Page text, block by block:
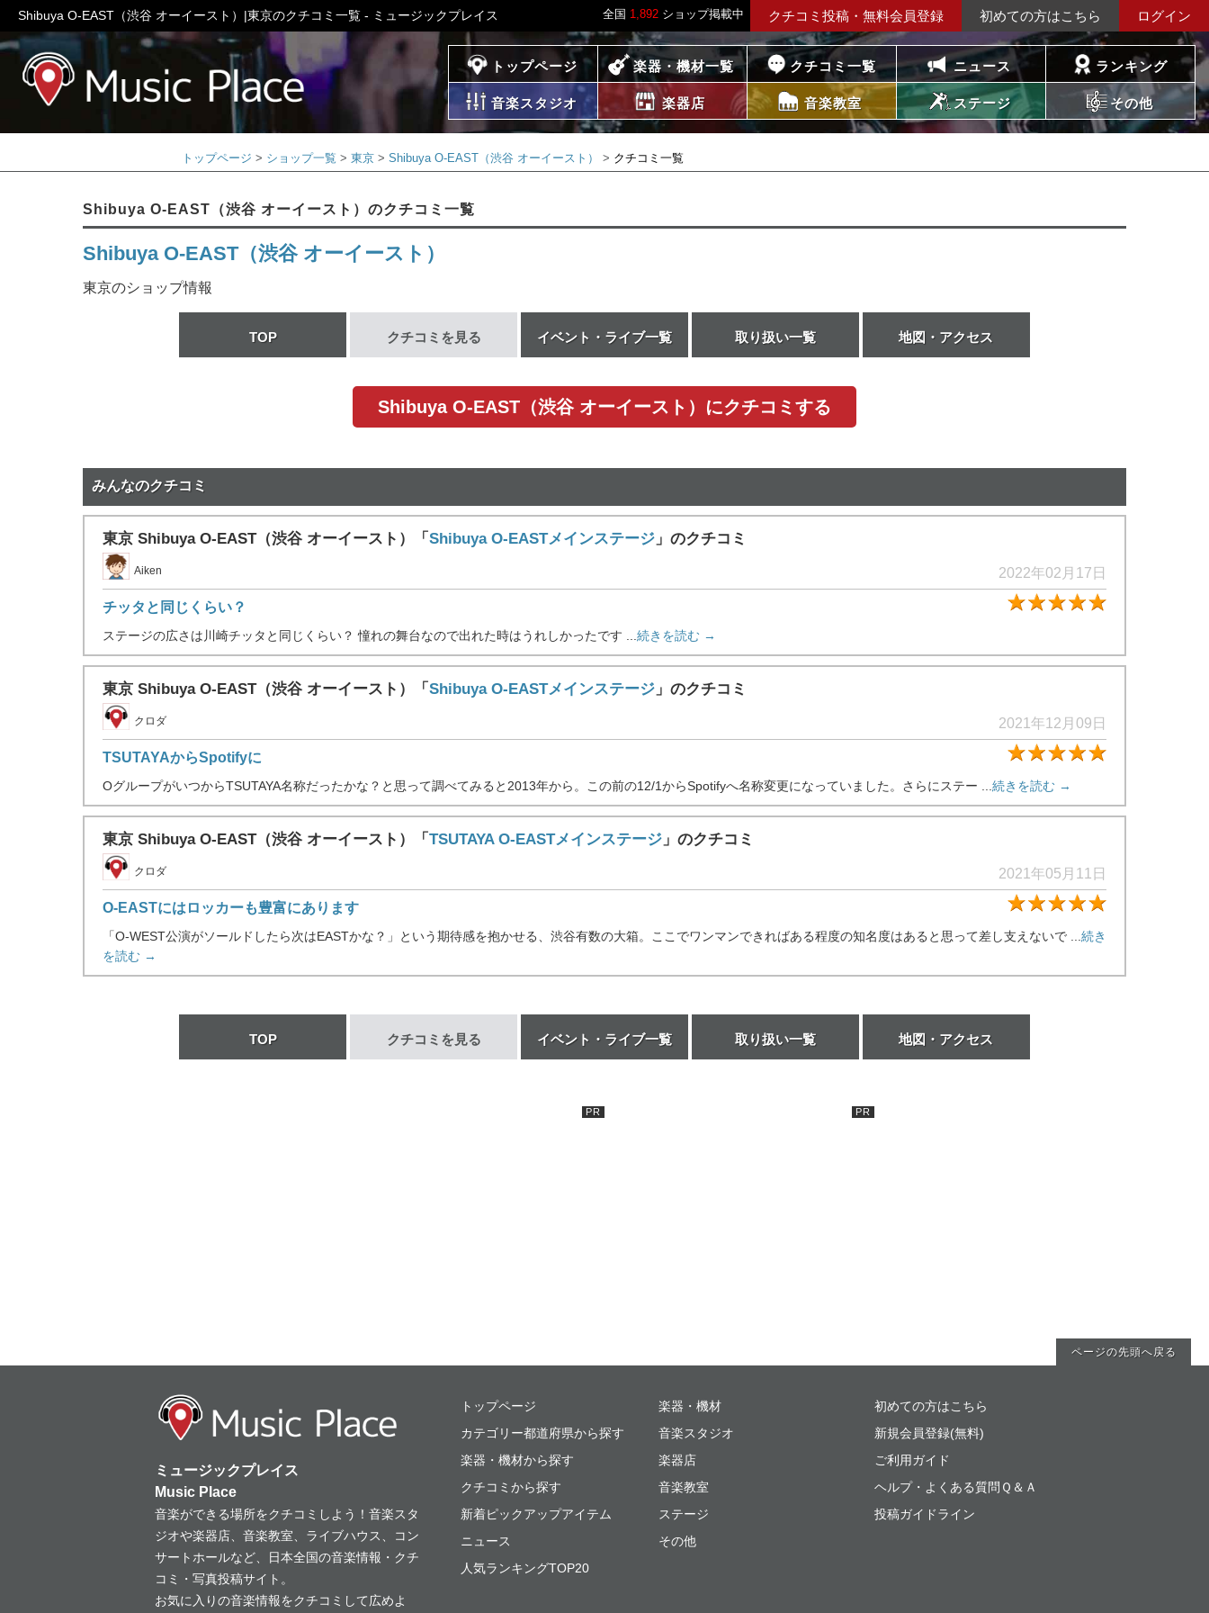
全国 1,892 ショップ掲載中 クチコミ投稿・無料会員登録 初めての方はこちら ログイン
Shibuya O-EAST（渋谷 オーイースト）|東京のクチコミ一覧 - ミュージックプレイス
ミュージックプレイス トップページ 楽器・機材一覧 クチコミ一覧 ニュース ランキング
音楽スタジオ 楽器店 音楽教室 ステージ その他
トップページ ショップ一覧 東京 Shibuya O-EAST（渋谷 オーイースト） クチコミ一覧
Shibuya O-EAST（渋谷 オーイースト）のクチコミ一覧
Shibuya O-EAST（渋谷 オーイースト）
東京のショップ情報
TOP クチコミを見る イベント・ライブ一覧 取り扱い一覧 地図・アクセス
Shibuya O-EAST（渋谷 オーイースト）にクチコミする
みんなのクチコミ
東京 Shibuya O-EAST（渋谷 オーイースト）「 Shibuya O-EASTメインステージ 」のクチコミ
Aiken 2022年02月17日
チッタと同じくらい？
ステージの広さは川崎チッタと同じくらい？ 憧れの舞台なので出れた時はうれしかったです ... 続きを読む →
東京 Shibuya O-EAST（渋谷 オーイースト）「 Shibuya O-EASTメインステージ 」のクチコミ
クロダ 2021年12月09日
TSUTAYAからSpotifyに
OグループがいつからTSUTAYA名称だったかな？と思って調べてみると2013年から。この前の12/1からSpotifyへ名称変更になっていました。さらにステー ... 続きを読む →
東京 Shibuya O-EAST（渋谷 オーイースト）「 TSUTAYA O-EASTメインステージ 」のクチコミ
クロダ 2021年05月11日
O-EASTにはロッカーも豊富にあります
「O-WEST公演がソールドしたら次はEASTかな？」という期待感を抱かせる、渋谷有数の大箱。ここでワンマンできればある程度の知名度はあると思って差し支えないで ... 続き
を読む →
TOP クチコミを見る イベント・ライブ一覧 取り扱い一覧 地図・アクセス
ページの先頭へ戻る
ミュージックプレイス
ミュージックプレイス
Music Place
音楽ができる場所をクチコミしよう！音楽スタ
ジオや楽器店、音楽教室、ライブハウス、コン
サートホールなど、日本全国の音楽情報・クチ
コミ・写真投稿サイト。
お気に入りの音楽情報をクチコミして広めよ
トップページ
カテゴリー都道府県から探す
楽器・機材から探す
クチコミから探す
新着ピックアップアイテム
ニュース
人気ランキングTOP20
楽器・機材
音楽スタジオ
楽器店
音楽教室
ステージ
その他
初めての方はこちら
新規会員登録(無料)
ご利用ガイド
ヘルプ・よくある質問Ｑ＆Ａ
投稿ガイドライン